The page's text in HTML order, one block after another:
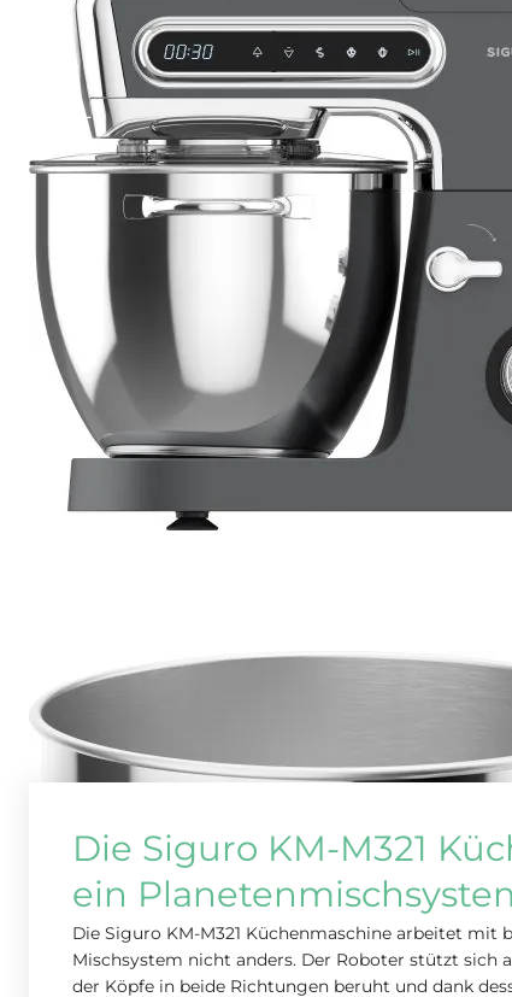
Die Siguro KM-M321
ein
Die Siguro KM-M321 Küchenmaschine arbeitet mit
Mischsystem nicht anders. Der Roboter stützt sich
der Köpfe in beide Richtungen beruht und dank